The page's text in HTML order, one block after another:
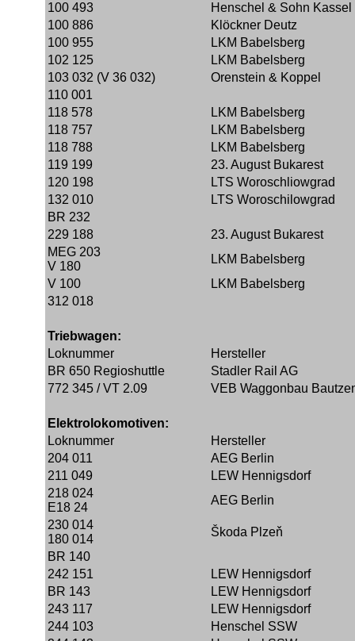
100 493
Henschel & Sohn Kassel
100 886
Klöckner Deutz
100 955
LKM Babelsberg
102 125
LKM Babelsberg
103 032 (V 36 032)
Orenstein & Koppel
110 001
118 578
LKM Babelsberg
118 757
LKM Babelsberg
118 788
LKM Babelsberg
119 199
23. August Bukarest
120 198
LTS Woroschliowgrad
132 010
LTS Woroschilowgrad
BR 232
229 188
23. August Bukarest
MEG 203
V 180
LKM Babelsberg
V 100
LKM Babelsberg
312 018
Triebwagen:
Loknummer
Hersteller
BR 650 Regioshuttle
Stadler Rail AG
772 345 / VT 2.09
VEB Waggonbau
Elektrolokomotiven:
Loknummer
Hersteller
204 011
AEG Berlin
211 049
LEW Hennigsdorf
218 024
E18 24
AEG Berlin
230 014
180 014
Škoda Plzeň
BR 140
242 151
LEW Hennigsdorf
BR 143
LEW Hennigsdorf
243 117
LEW Hennigsdorf
244 103
Henschel SSW